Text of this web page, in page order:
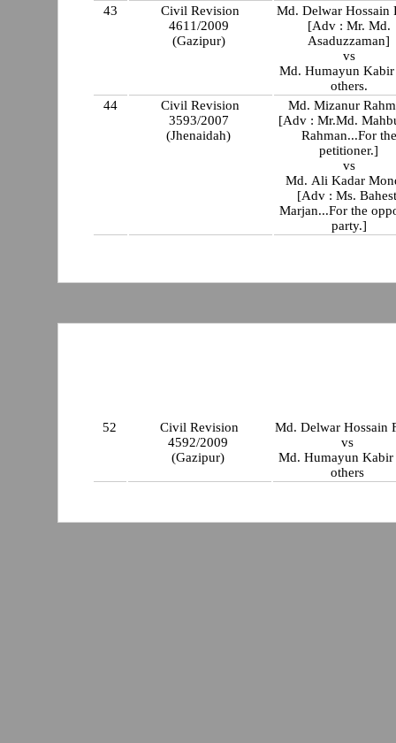
43
Civil Revision
4611/2009
(Gazipur)
Md. Delwar Hossain
[Adv : Mr. Md.
Asaduzzaman]
vs
Md. Humayun Kabir
others.
44
Civil Revision
3593/2007
(Jhenaidah)
Md. Mizanur
[Adv : Mr.Md.
Rahman...For the
petitioner.]
vs
Md. Ali Kadar
[Adv : Ms.
Marjan...For the
party.]
52
Civil Revision
4592/2009
(Gazipur)
Md. Delwar Hossain
vs
Md. Humayun Kabir
others